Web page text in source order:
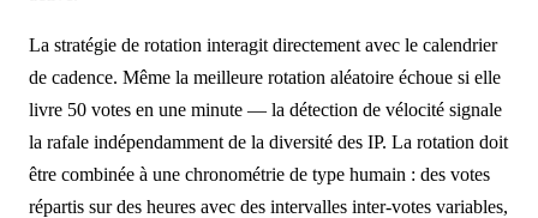
La stratégie de rotation interagit directement avec le calendrier
de cadence. Même la meilleure rotation aléatoire échoue si elle
livre 50 votes en une minute — la détection de vélocité signale
la rafale indépendamment de la diversité des IP. La rotation doit
être combinée à une chronométrie de type humain : des votes
répartis sur des heures avec des intervalles inter-votes variables,